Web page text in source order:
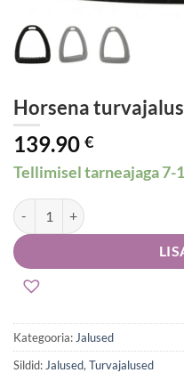
Horsena
139.90 €
Tellimisel tarneajaga 7-
Horsena turvajalused Swap 2.0
Kategooria: Jalused
Sildid: Jalused, Turvajalused